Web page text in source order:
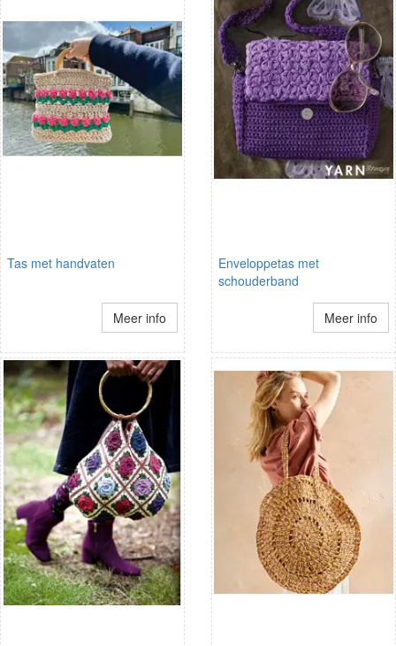
Tas met handvaten
Meer info
Enveloppetas met
schouderband
Meer info